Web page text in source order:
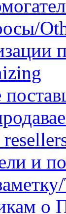
и
о